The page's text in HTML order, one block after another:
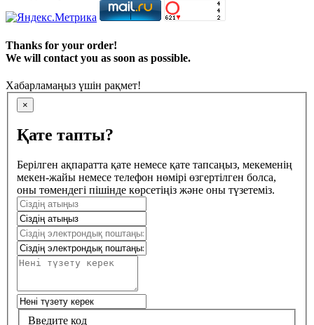
Thanks for your order!
We will contact you as soon as possible.
Хабарламаңыз үшін рақмет!
×
Қате тапты?
Берілген ақпаратта қате немесе қате тапсаңыз, мекеменің
мекен-жайы немесе телефон нөмірі өзгертілген болса,
оны төмендегі пішінде көрсетіңіз және оны түзетеміз.
Введите код